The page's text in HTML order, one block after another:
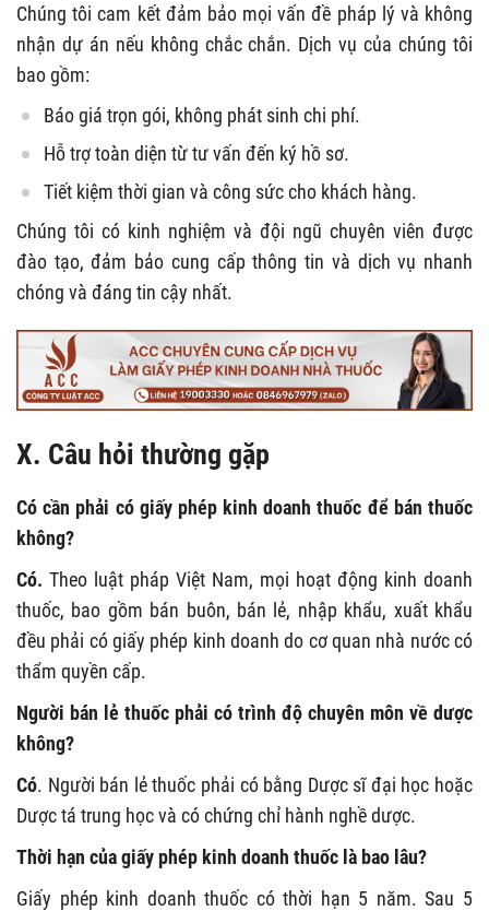
Chúng tôi cam kết đảm bảo mọi vấn đề pháp lý và không
nhận dự án nếu không chắc chắn. Dịch vụ của chúng tôi
bao gồm:
Báo giá trọn gói, không phát sinh chi phí.
Hỗ trợ toàn diện từ tư vấn đến ký hồ sơ.
Tiết kiệm thời gian và công sức cho khách hàng.
Chúng tôi có kinh nghiệm và đội ngũ chuyên viên được
đào tạo, đảm bảo cung cấp thông tin và dịch vụ nhanh
chóng và đáng tin cậy nhất.
X. Câu hỏi thường gặp
Có cần phải có giấy phép kinh doanh thuốc để bán thuốc
không?
Có. Theo luật pháp Việt Nam, mọi hoạt động kinh doanh
thuốc, bao gồm bán buôn, bán lẻ, nhập khẩu, xuất khẩu
đều phải có giấy phép kinh doanh do cơ quan nhà nước có
thẩm quyền cấp.
Người bán lẻ thuốc phải có trình độ chuyên môn về dược
không?
Có. Người bán lẻ thuốc phải có bằng Dược sĩ đại học hoặc
Dược tá trung học và có chứng chỉ hành nghề dược.
Thời hạn của giấy phép kinh doanh thuốc là bao lâu?
Giấy phép kinh doanh thuốc có thời hạn 5 năm. Sau 5